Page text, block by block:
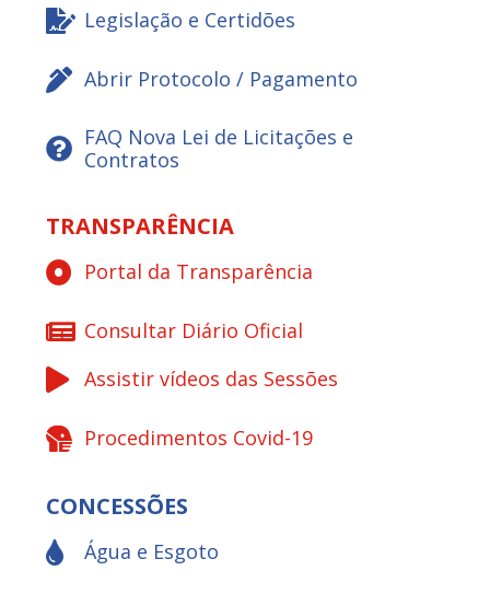
Legislação e Certidões
Abrir Protocolo / Pagamento
FAQ Nova Lei de Licitações e
Contratos
TRANSPARÊNCIA
Portal da Transparência
Consultar Diário Oficial
Assistir vídeos das Sessões
Procedimentos Covid-19
CONCESSÕES
Água e Esgoto